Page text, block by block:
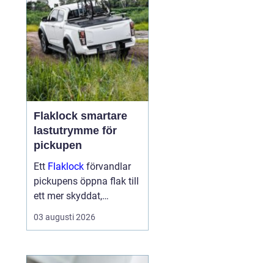
Flaklock smartare
lastutrymme för
pickupen
Ett Flaklock förvandlar
pickupens öppna flak till
ett mer skyddat,
praktiskt och ibland
också mer bränslesnålt
är skillnaden tydlig
03 augusti 2026